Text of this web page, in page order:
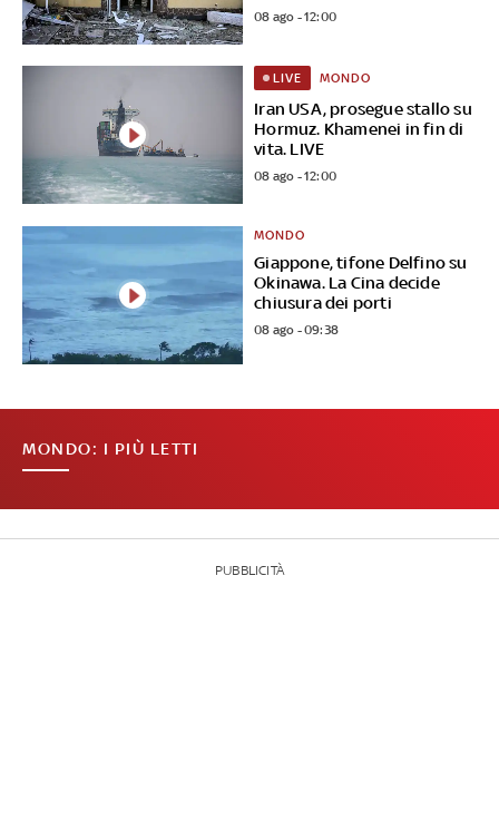
08 ago - 12:00
Iran USA, prosegue stallo su
Hormuz. Khamenei in fin di
vita. LIVE
LIVE MONDO
08 ago - 12:00
Giappone, tifone Delfino su
Okinawa. La Cina decide
chiusura dei porti
MONDO
08 ago - 09:38
MONDO: I PIÙ LETTI
PUBBLICITÀ